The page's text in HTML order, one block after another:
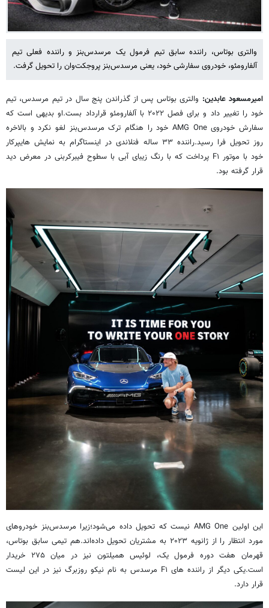
والتری بوتاس، راننده سابق تیم فرمول یک مرسدس‌بنز و راننده فعلی تیم
آلفارومئو، خودروی سفارشی خود، یعنی مرسدس‌بنز پروجکت‌وان را تحویل گرفت.
امیرمسعود عابدین: والتری بوتاس پس از گذراندن پنج سال در تیم مرسدس، تیم
خود را تغییر داد و برای فصل ۲۰۲۲ با آلفارومئو قرارداد بست.او بدیهی است که
سفارش خودروی AMG One خود را هنگام ترک مرسدس‌بنز لغو نکرد و بالاخره
روز تحویل فرا رسید.راننده ۳۳ ساله فنلاندی در اینستاگرام به نمایش هایپرکار
خود با موتور F۱ پرداخت که با رنگ زیبای آبی با سطوح فیبرکربنی در معرض دید
قرار گرفته بود.
این اولین AMG One نیست که تحویل داده می‌شود؛زیرا مرسدس‌بنز خودروهای
مورد انتظار را از ژانویه ۲۰۲۳ به مشتریان تحویل داده‌اند.هم تیمی سابق بوتاس،
قهرمان هفت دوره فرمول یک، لوئیس همیلتون نیز در میان ۲۷۵ خریدار
است.یکی دیگر از راننده های F۱ مرسدس به نام نیکو روزبرگ نیز در این لیست
قرار دارد.